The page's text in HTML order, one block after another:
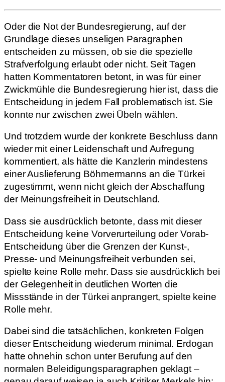
Oder die Not der Bundesregierung, auf der
Grundlage dieses unseligen Paragraphen
entscheiden zu müssen, ob sie die spezielle
Strafverfolgung erlaubt oder nicht. Seit Tagen
hatten Kommentatoren betont, in was für einer
Zwickmühle die Bundesregierung hier ist, dass die
Entscheidung in jedem Fall problematisch ist. Sie
konnte nur zwischen zwei Übeln wählen.
Und trotzdem wurde der konkrete Beschluss dann
wieder mit einer Leidenschaft und Aufregung
kommentiert, als hätte die Kanzlerin mindestens
einer Auslieferung Böhmermanns an die Türkei
zugestimmt, wenn nicht gleich der Abschaffung
der Meinungsfreiheit in Deutschland.
Dass sie ausdrücklich betonte, dass mit dieser
Entscheidung keine Vorverurteilung oder Vorab-
Entscheidung über die Grenzen der Kunst-,
Presse- und Meinungsfreiheit verbunden sei,
spielte keine Rolle mehr. Dass sie ausdrücklich bei
der Gelegenheit in deutlichen Worten die
Missstände in der Türkei anprangert, spielte keine
Rolle mehr.
Dabei sind die tatsächlichen, konkreten Folgen
dieser Entscheidung wiederum minimal. Erdogan
hatte ohnehin schon unter Berufung auf den
normalen Beleidigungsparagraphen geklagt –